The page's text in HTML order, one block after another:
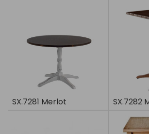
SX.7281 Merlot SX.7282